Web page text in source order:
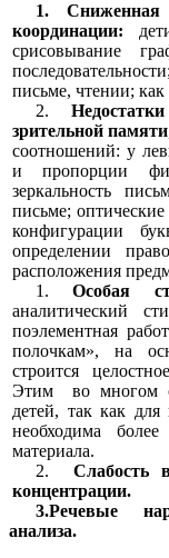
1. Сниженная
координации:
срисовывание
письме, чтении;
2.
зрительной памяти
соотношений: у
и пропорции
зеркальность
письме;
конфигурации
определении
расположения
Особая
аналитический
поэлементная
полочкам», на
строится
Этим во многом
детей, так как
необходима
материала.
Слабость
концентрации.
3.Речевые
анализа.